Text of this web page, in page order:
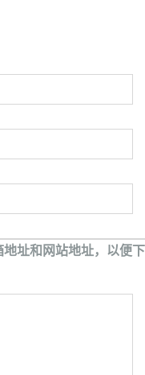
址和网站地址，以便下